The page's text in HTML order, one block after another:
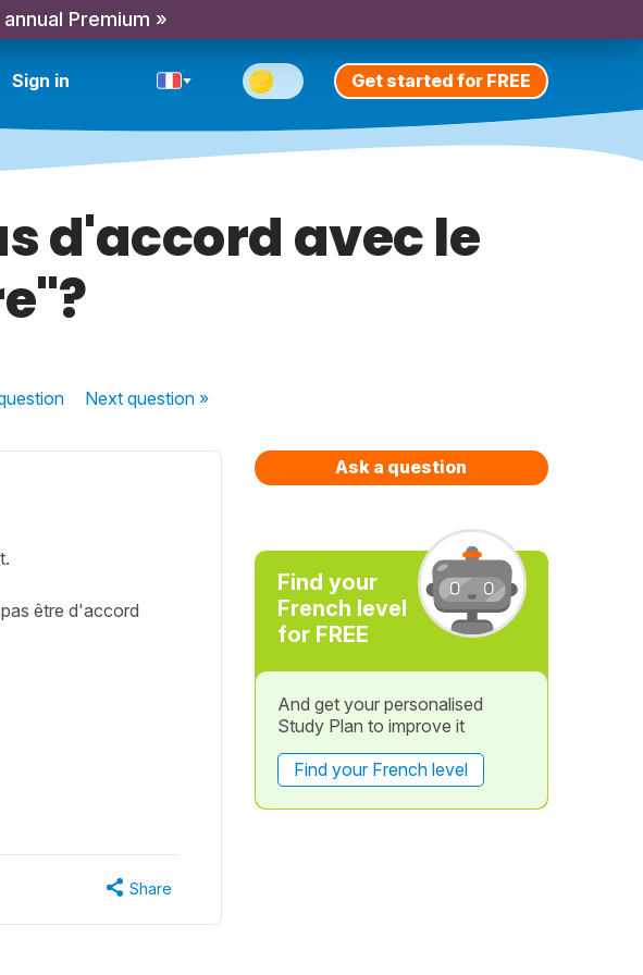
Premium »
Sign in Get started for FREE
d'accord avec le
Nextquestion »
être d'accord
Share
Ask a question
Find your
French level
for FREE
And get your personalised
Study Plan to improve it
Find your French level